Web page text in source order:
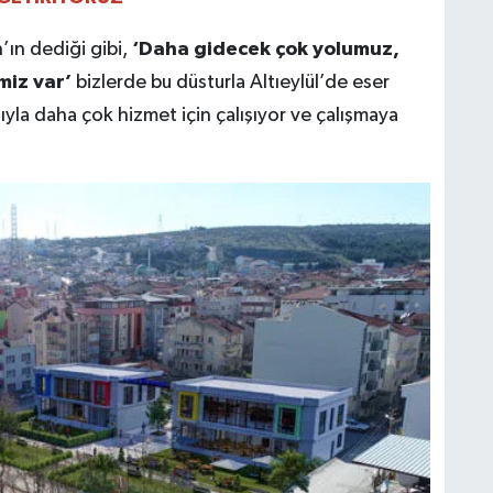
dediği gibi, ‘Daha gidecek çok yolumuz,
var’ bizlerde bu düsturla Altıeylül’de eser
daha çok hizmet için çalışıyor ve çalışmaya